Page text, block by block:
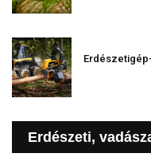
Erdészeti,